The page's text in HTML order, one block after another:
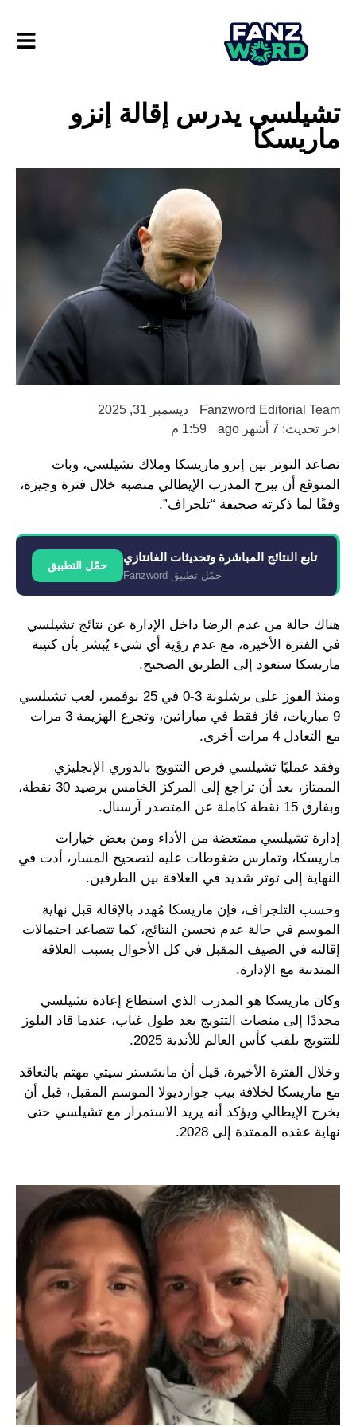
تشيلسي يدرس إقالة إنزو
ماريسكا
Fanzword Editorial Team
ديسمبر 31, 2025
اخر تحديث: 7 أشهر ago
1:59 م
تصاعد التوتر بين إنزو ماريسكا وملاك تشيلسي، وبات
المتوقع أن يبرح المدرب الإيطالي منصبه خلال فترة وجيزة،
وفقًا لما ذكرته صحيفة “تلجراف”.
تابع النتائج المباشرة وتحديثات الفانتازي
حمّل تطبيق Fanzword
حمّل التطبيق
هناك حالة من عدم الرضا داخل الإدارة عن نتائج تشيلسي
في الفترة الأخيرة، مع عدم رؤية أي شيء يُبشر بأن كتيبة
ماريسكا ستعود إلى الطريق الصحيح.
ومنذ الفوز على برشلونة 3-0 في 25 نوفمبر، لعب تشيلسي
9 مباريات، فاز فقط في مباراتين، وتجرع الهزيمة 3 مرات
مع التعادل 4 مرات أخرى.
وفقد عمليًا تشيلسي فرص التتويج بالدوري الإنجليزي
الممتاز، بعد أن تراجع إلى المركز الخامس برصيد 30 نقطة،
وبفارق 15 نقطة كاملة عن المتصدر آرسنال.
إدارة تشيلسي ممتعضة من الأداء ومن بعض خيارات
ماريسكا، وتمارس ضغوطات عليه لتصحيح المسار، أدت في
النهاية إلى توتر شديد في العلاقة بين الطرفين.
وحسب التلجراف، فإن ماريسكا مُهدد بالإقالة قبل نهاية
الموسم في حالة عدم تحسن النتائج، كما تتصاعد احتمالات
إقالته في الصيف المقبل في كل الأحوال بسبب العلاقة
المتدنية مع الإدارة.
وكان ماريسكا هو المدرب الذي استطاع إعادة تشيلسي
مجددًا إلى منصات التتويج بعد طول غياب، عندما قاد البلوز
للتتويج بلقب كأس العالم للأندية 2025.
وخلال الفترة الأخيرة، قيل أن مانشستر سيتي مهتم بالتعاقد
مع ماريسكا لخلافة بيب جوارديولا الموسم المقبل، قبل أن
يخرج الإيطالي ويؤكد أنه يريد الاستمرار مع تشيلسي حتى
نهاية عقده الممتدة إلى 2028.